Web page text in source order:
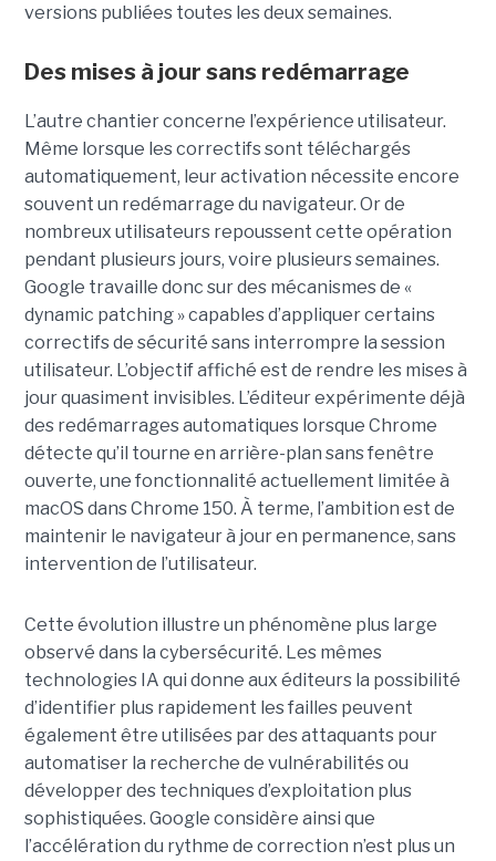
versions publiées toutes les deux semaines.
Des mises à jour sans redémarrage
L’autre chantier concerne l’expérience utilisateur.
Même lorsque les correctifs sont téléchargés
automatiquement, leur activation nécessite encore
souvent un redémarrage du navigateur. Or de
nombreux utilisateurs repoussent cette opération
pendant plusieurs jours, voire plusieurs semaines.
Google travaille donc sur des mécanismes de «
dynamic patching » capables d’appliquer certains
correctifs de sécurité sans interrompre la session
utilisateur. L’objectif affiché est de rendre les mises à
jour quasiment invisibles. L’éditeur expérimente déjà
des redémarrages automatiques lorsque Chrome
détecte qu’il tourne en arrière-plan sans fenêtre
ouverte, une fonctionnalité actuellement limitée à
macOS dans Chrome 150. À terme, l’ambition est de
maintenir le navigateur à jour en permanence, sans
intervention de l’utilisateur.
Cette évolution illustre un phénomène plus large
observé dans la cybersécurité. Les mêmes
technologies IA qui donne aux éditeurs la possibilité
d’identifier plus rapidement les failles peuvent
également être utilisées par des attaquants pour
automatiser la recherche de vulnérabilités ou
développer des techniques d’exploitation plus
sophistiquées. Google considère ainsi que
l’accélération du rythme de correction n’est plus un